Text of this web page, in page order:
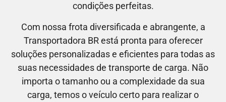
condições perfeitas.
Com nossa frota diversificada e abrangente, a
Transportadora BR está pronta para oferecer
soluções personalizadas e eficientes para todas as
suas necessidades de transporte de carga. Não
importa o tamanho ou a complexidade da sua
carga, temos o veículo certo para realizar o